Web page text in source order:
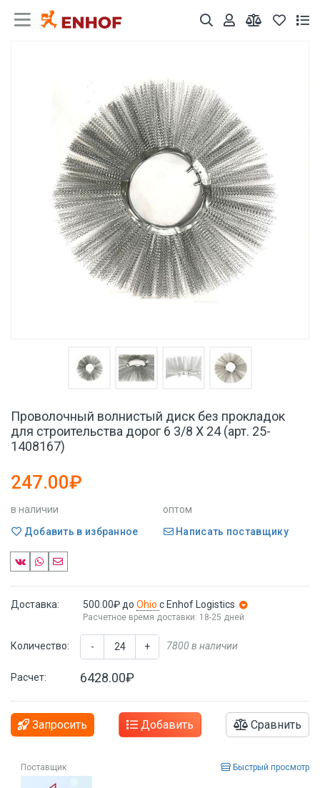
Проволочный волнистый диск без прокладок
для строительства дорог 6 3/8 X 24 (арт. 25-
1408167)
247.00₽
в наличии
оптом
Добавить в избранное
Написать поставщику
Доставка: 500.00₽ до Ohio с Enhof Logistics
Расчетное время доставки: 18-25 дней
Количество: - + 7800 в наличии
Расчет: 6428.00₽
Запросить Добавить Сравнить
Поставщик Быстрый просмотр